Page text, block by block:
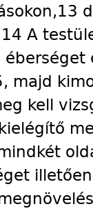
A
majd
kell